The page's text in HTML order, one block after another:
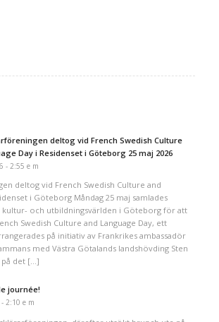
deltog vid French Swedish Culture
Day i Residenset i Göteborg 25 maj 2026
- 2:55 e m
deltog vid French Swedish Culture and
i Göteborg Måndag 25 maj samlades
och utbildningsvärlden i Göteborg för att
Swedish Culture and Language Day, ett
på initiativ av Frankrikes ambassadör
med Västra Götalands landshövding Sten
på det […]
journée!
2:10 e m